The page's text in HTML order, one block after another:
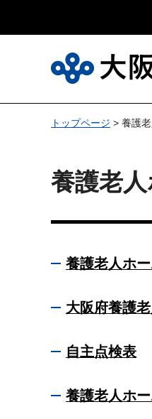
トップページ > 養護
養護老
養護老人ホ
大阪府養護
自主点検表
養護老人ホ